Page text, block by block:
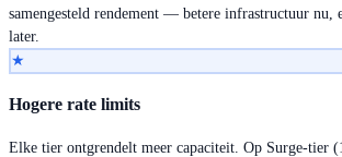
samengesteld rendement — betere infrastructuur nu,
later.
★
Hogere rate limits
Elke tier ontgrendelt meer capaciteit. Op Surge-tier